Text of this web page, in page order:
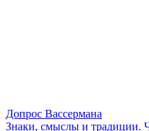
Допрос Вассермана
Знаки, смыслы и традиции.